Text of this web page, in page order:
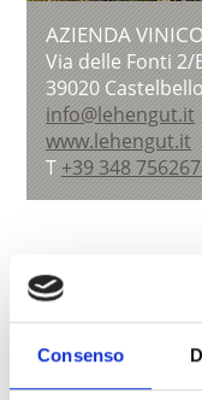
Consenso
AZIENDA
Via delle Fonti 2/
39020
info@lehengut.it
www.lehengut.it
T +39 348